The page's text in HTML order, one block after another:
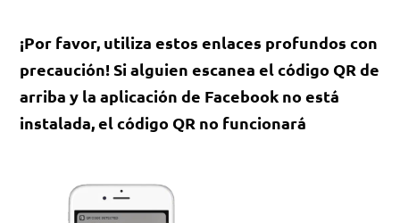
¡Por favor, utiliza estos enlaces profundos con
precaución! Si alguien escanea el código QR de
arriba y la aplicación de Facebook no está
instalada, el código QR no funcionará